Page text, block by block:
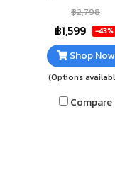
รวดเร็ว กระจกนิรภัยหน
ริมฟอยกันความร้อนใ
ทำความสะอาดง่
฿2,798
฿1,599 -43%
Shop Now
(Options
Compare